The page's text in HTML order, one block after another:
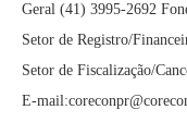
Geral (41) 3995-2692
Setor de Registro/
Setor de Fiscalização/
E-